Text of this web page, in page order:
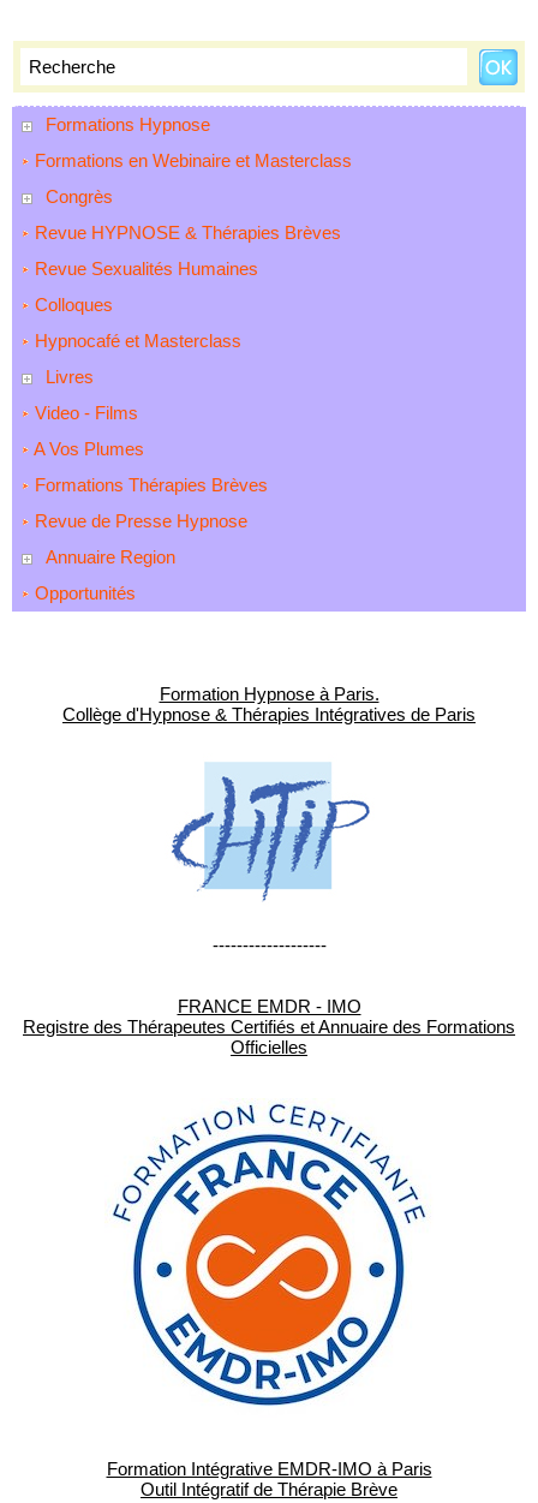
Formations Hypnose
Formations en Webinaire et Masterclass
Congrès
Revue HYPNOSE & Thérapies Brèves
Revue Sexualités Humaines
Colloques
Hypnocafé et Masterclass
Livres
Video - Films
A Vos Plumes
Formations Thérapies Brèves
Revue de Presse Hypnose
Annuaire Region
Opportunités
Formation Hypnose à Paris.
Collège d'Hypnose & Thérapies Intégratives de Paris
-------------------
FRANCE EMDR - IMO
Registre des Thérapeutes Certifiés et Annuaire des Formations
Officielles
Formation Intégrative EMDR-IMO à Paris
Outil Intégratif de Thérapie Brève